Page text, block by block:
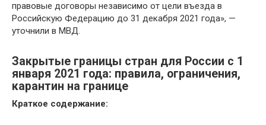
правовые договоры независимо от цели въезда в
Российскую Федерацию до 31 декабря 2021 года», —
уточнили в МВД.
Закрытые границы стран для России с 1
января 2021 года: правила, ограничения,
карантин на границе
Краткое содержание: